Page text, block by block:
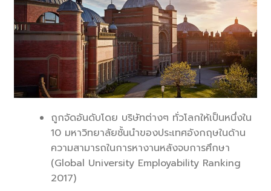
ถูกจัดอันดับโดย บริษัทต่างๆ ทั่วโลกให้เป็นหนึ่งใน
10 มหาวิทยาลัยชั้นนำของประเทศอังกฤษในด้าน
ความสามารถในการหางานหลังจบการศึกษา
(Global University Employability Ranking
2017)